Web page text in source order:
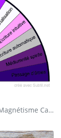
Quelles sont mes capacités médiumniques ? Magnétisme Capacité à transmettre l’énergie vitale par les mains pour soulager, équilibrer ou revitaliser. Énergétisme Travail conscient sur les corps énergétiques (chakras, aura) par l’intention, le souffle ou les mains. Radiesthésie Utilisation d’outils (pendule, baguette) pour détecter des informations invisibles ou subtiles. Clairsentience Perception intuitive par le ressenti corporel ou émotionnel (frissons, chaleur, malaises). Empathie / Télépathie Capacité à capter les pensées, émotions ou états intérieurs d’autrui, consciemment ou non. Perception des auras Aptitude à voir ou ressentir les champs énergétiques entourant les êtres vivants. Intuition Savoir spontané, immédiat, sans raisonnement logique, souvent lié à un ressenti intérieur. Clairaudience Perception de sons, mots, musiques ou voix subtiles (guides, âmes, plans spirituels). Clairvoyance Vision intérieure d’images, symboles, scènes ou flashs perçus mentalement ou spirituellement. Voyance (visions) Perception d’événements futurs possibles sous forme de flashs visuels ou intuitions. Clairconnaissance Savoir soudain et évident, comme une évidence intérieure, sans source logique identifiable. Canalisation Réception consciente de messages ou énergies provenant de guides, êtres de lumière ou plans supérieurs. Écriture intuitive Écriture fluide issue d’un ressenti intérieur ou de l’intuition, sans intervention du mental. Écriture automatique Écriture directe dictée par une entité spirituelle, sans contrôle mental ni conscient. Médiumnité spirite Capacité à percevoir, ressentir ou communiquer avec des âmes défuntes ou esprits. Passage d’âmes Aptitude à accompagner les âmes en errance vers la lumière ou les plans de paix.